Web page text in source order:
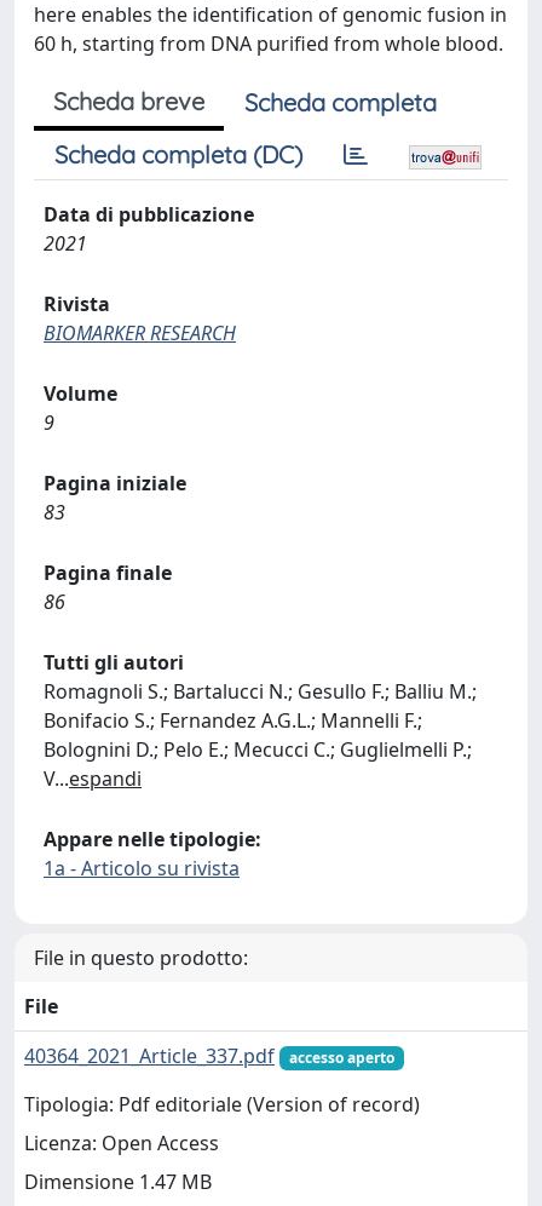
here enables the identification of genomic fusion in
60 h, starting from DNA purified from whole blood.
Scheda breve
Scheda completa
Scheda completa (DC)
Data di pubblicazione
2021
Rivista
BIOMARKER RESEARCH
Volume
9
Pagina iniziale
83
Pagina finale
86
Tutti gli autori
Romagnoli S.; Bartalucci N.; Gesullo F.; Balliu M.;
Bonifacio S.; Fernandez A.G.L.; Mannelli F.;
Bolognini D.; Pelo E.; Mecucci C.; Guglielmelli P.;
V...espandi
Appare nelle tipologie:
1a - Articolo su rivista
File in questo prodotto:
File
40364_2021_Article_337.pdf
accesso aperto
Tipologia: Pdf editoriale (Version of record)
Licenza: Open Access
Dimensione 1.47 MB